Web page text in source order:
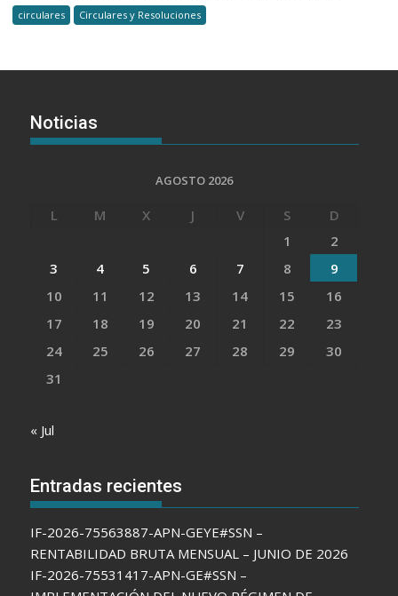
circulares Circulares y Resoluciones
Noticias
AGOSTO 2026
L M X J V S
D
1
2
3
4 5 6 7 8
9
10
11 12 13 14 15
16
17
18 19 20 21 22
23
24
25 26 27 28 29
30
31
« Jul
Entradas recientes
IF-2026-75563887-APN-GEYE#SSN –
RENTABILIDAD BRUTA MENSUAL – JUNIO DE 2026
IF-2026-75531417-APN-GE#SSN –